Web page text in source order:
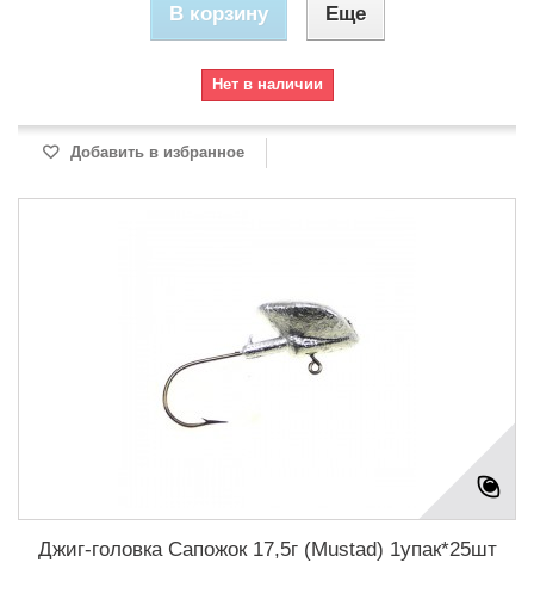
В корзину Еще
Нет в наличии
Добавить в избранное
Джиг-головка Сапожок 17,5г (Mustad) 1упак*25шт